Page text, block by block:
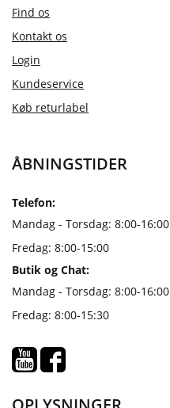
Find os
Kontakt os
Login
Kundeservice
Køb returlabel
ÅBNINGSTIDER
Telefon:
Mandag - Torsdag: 8:00-16:00
Fredag: 8:00-15:00
Butik og Chat:
Mandag - Torsdag: 8:00-16:00
Fredag: 8:00-15:30